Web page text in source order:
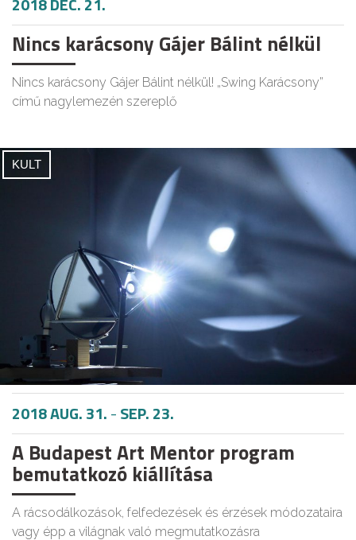
Nincs karácsony Gájer Bálint nélkül
Nincs karácsony Gájer Bálint nélkül! „Swing Karácsony”
című nagylemezén szereplő
KULT
2018 AUG. 31.-SEP. 23.
A Budapest Art Mentor program
bemutatkozó kiállítása
A rácsodálkozások, felfedezések és érzések módozataira
vagy épp a világnak való megmutatkozásra